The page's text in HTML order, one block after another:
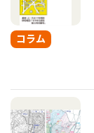
コラム